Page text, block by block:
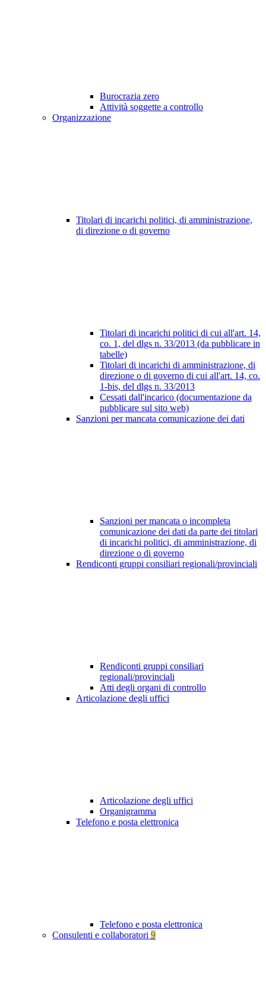
Burocrazia zero
Attività soggette a controllo
Organizzazione
Titolari di incarichi politici, di amministrazione,
di direzione o di governo
Titolari di incarichi politici di cui all'art. 14,
co. 1, del dlgs n. 33/2013 (da pubblicare in
tabelle)
Titolari di incarichi di amministrazione, di
direzione o di governo di cui all'art. 14, co.
1-bis, del dlgs n. 33/2013
Cessati dall'incarico (documentazione da
pubblicare sul sito web)
Sanzioni per mancata comunicazione dei dati
Sanzioni per mancata o incompleta
comunicazione dei dati da parte dei titolari
di incarichi politici, di amministrazione, di
direzione o di governo
Rendiconti gruppi consiliari regionali/provinciali
Rendiconti gruppi consiliari
regionali/provinciali
Atti degli organi di controllo
Articolazione degli uffici
Articolazione degli uffici
Organigramma
Telefono e posta elettronica
Telefono e posta elettronica
Consulenti e collaboratori 9